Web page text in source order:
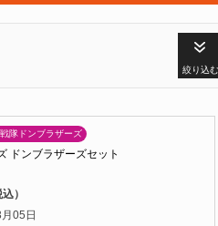
絞り込む
隊ドンブラザーズ
ドンブラザーズセット
）
05日